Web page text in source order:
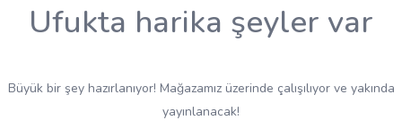
Ufukta harika şeyler var
Büyük bir şey hazırlanıyor! Mağazamız üzerinde çalışılıyor ve yakında
yayınlanacak!